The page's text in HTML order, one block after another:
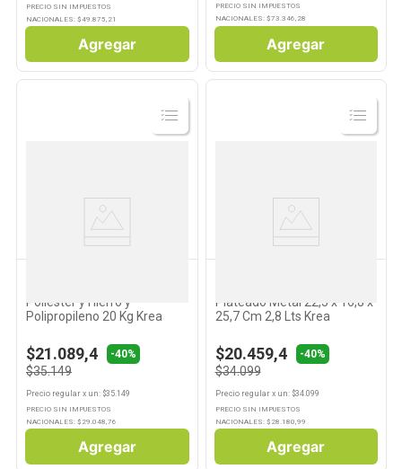
PRECIO SIN IMPUESTOS
NACIONALES: $49.875,21
Agregar
PRECIO SIN IMPUESTOS
NACIONALES: $73.346,28
Agregar
Ver
Producto
Poliéster y Hierro y
Polipropileno 20 Kg Krea
$21.089,4 -40%
$35.149
Precio regular x un: $35.149
PRECIO SIN IMPUESTOS
NACIONALES: $ 29.048,76
Agregar
Ver
Producto
Plateado Metal 22,5 x 16,8 x
25,7 Cm 2,8 Lts Krea
$20.459,4 -40%
$34.099
Precio regularx un: $34.099
PRECIO SIN IMPUESTOS
NACIONALES: $ 28.180,99
Agregar